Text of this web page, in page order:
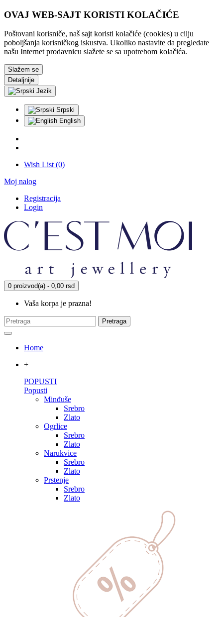
OVAJ WEB-SAJT KORISTI KOLAČIĆE
Poštovani korisniče, naš sajt koristi kolačiće (cookies) u cilju
poboljšanja korisničkog iskustva. Ukoliko nastavite da pregledate
našu Internet prodavnicu slažete se sa upotrebom kolačića.
Slažem se
Detaljnije
Jezik
Srpski
English
Wish List (0)
Moj nalog
Registracija
Login
0 proizvod(a) - 0,00 rsd
Vaša korpa je prazna!
Pretraga
Home
+
POPUSTI
Popusti
Minđuše
Srebro
Zlato
Ogrlice
Srebro
Zlato
Narukvice
Srebro
Zlato
Prstenje
Srebro
Zlato